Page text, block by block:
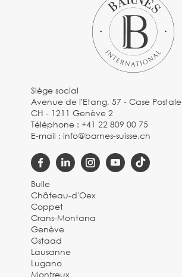
Siège social
Avenue de l'Etang, 57 - Case Postale
CH - 1211 Genève 2
Téléphone :+41 22 809 00 75
E-mail :info@barnes-suisse.ch
Bulle
Château-d'Oex
Coppet
Crans-Montana
Genève
Gstaad
Lausanne
Lugano
Montreux